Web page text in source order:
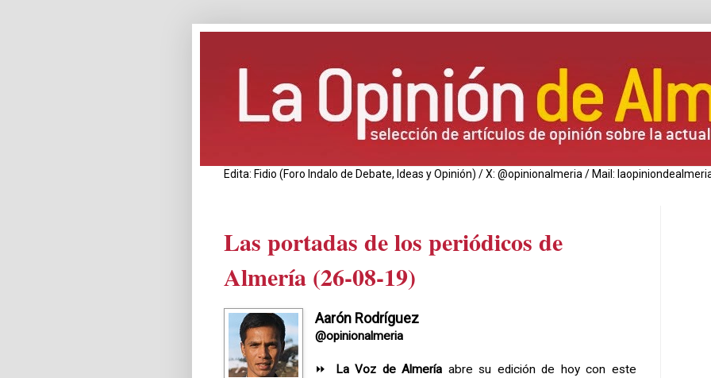
Edita: Fidio (Foro Indalo de Debate, Ideas y Opinión) / X: @opinionalmeria / Mail:
Las portadas de los periódicos de
Almería (26-08-19)
Aarón Rodríguez
@opinionalmeria
⏩ La Voz de Almería abre su edición de hoy con este